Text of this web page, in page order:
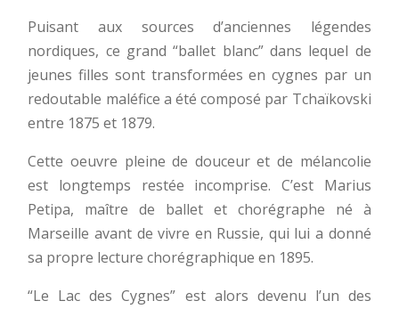
Puisant aux sources d’anciennes légendes
nordiques, ce grand “ballet blanc” dans lequel de
jeunes filles sont transformées en cygnes par un
redoutable maléfice a été composé par Tchaïkovski
entre 1875 et 1879.
Cette oeuvre pleine de douceur et de mélancolie
est longtemps restée incomprise. C’est Marius
Petipa, maître de ballet et chorégraphe né à
Marseille avant de vivre en Russie, qui lui a donné
sa propre lecture chorégraphique en 1895.
“Le Lac des Cygnes” est alors devenu l’un des